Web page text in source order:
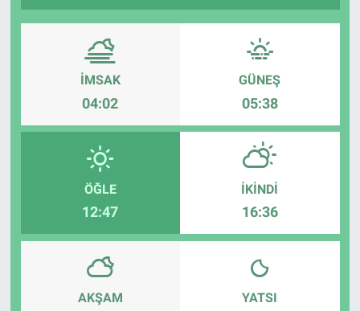
İMSAK
04:02
GÜNEŞ
05:38
ÖĞLE
12:47
İKINDI
16:36
AKŞAM YATSI